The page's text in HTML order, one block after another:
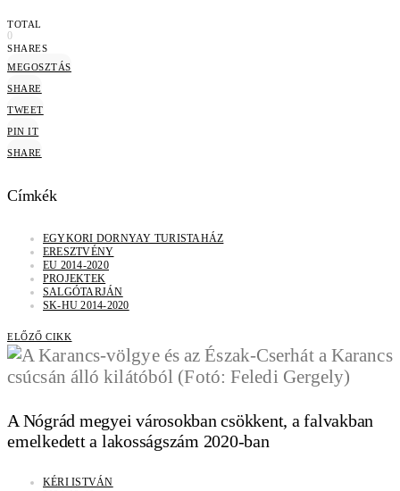
TOTAL
0
SHARES
MEGOSZTÁS
SHARE
TWEET
PIN IT
SHARE
Címkék
EGYKORI DORNYAY TURISTAHÁZ
ERESZTVÉNY
EU 2014-2020
PROJEKTEK
SALGÓTARJÁN
SK-HU 2014-2020
ELŐZŐ CIKK
A Nógrád megyei városokban csökkent, a falvakban
emelkedett a lakosságszám 2020-ban
KÉRI ISTVÁN